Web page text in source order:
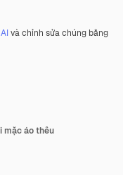
và chỉnh sửa chúng bằng
mặc áo thêu